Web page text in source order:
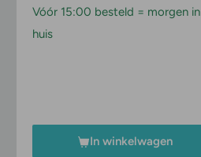
Vóór 15:00 besteld = morgen in
huis
In winkelwagen